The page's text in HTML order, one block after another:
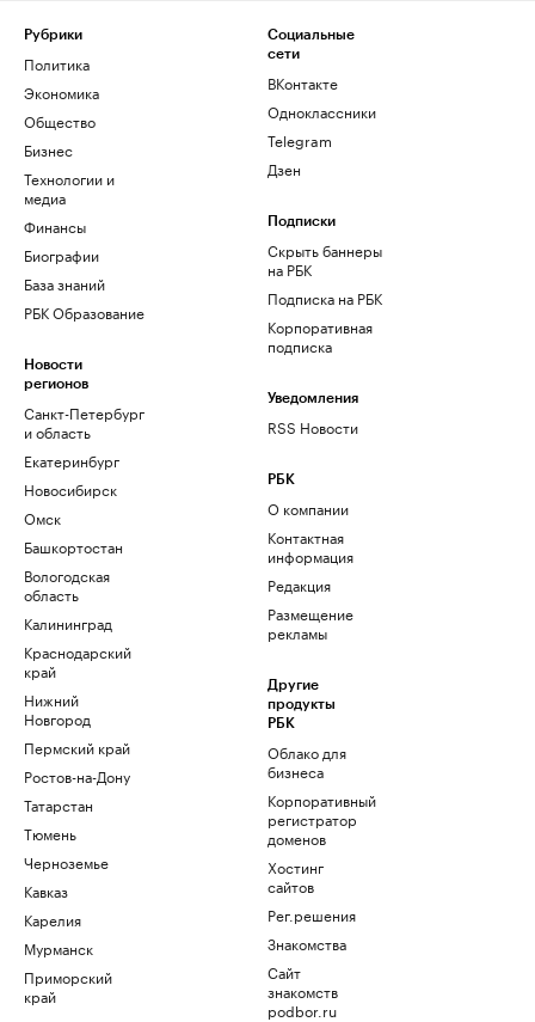
Рубрики
Политика
Экономика
Общество
Бизнес
Технологии и
медиа
Финансы
Биографии
База знаний
РБК Образование
Новости
регионов
Санкт-Петербург
и область
Екатеринбург
Новосибирск
Омск
Башкортостан
Вологодская
область
Калининград
Краснодарский
край
Нижний
Новгород
Пермский край
Ростов-на-Дону
Татарстан
Тюмень
Черноземье
Кавказ
Карелия
Мурманск
Приморский
край
Социальные
сети
ВКонтакте
Одноклассники
Telegram
Дзен
Подписки
Скрыть баннеры
на РБК
Подписка на РБК
Корпоративная
подписка
Уведомления
RSS Новости
РБК
О компании
Контактная
информация
Редакция
Размещение
рекламы
Другие
продукты
РБК
Облако для
бизнеса
Корпоративный
регистратор
доменов
Хостинг
сайтов
Рег.решения
Знакомства
Сайт
знакомств
podbor.ru